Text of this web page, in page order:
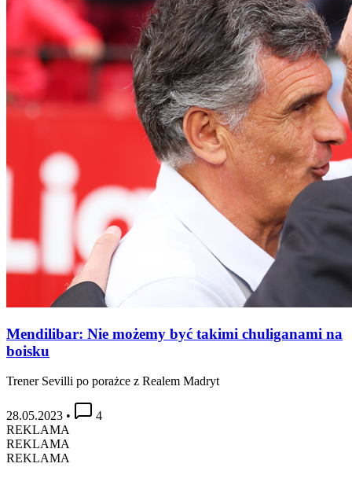
Mendilibar: Nie możemy być takimi chuliganami na
boisku
Trener Sevilli po porażce z Realem Madryt
28.05.2023 •
4
REKLAMA
REKLAMA
REKLAMA